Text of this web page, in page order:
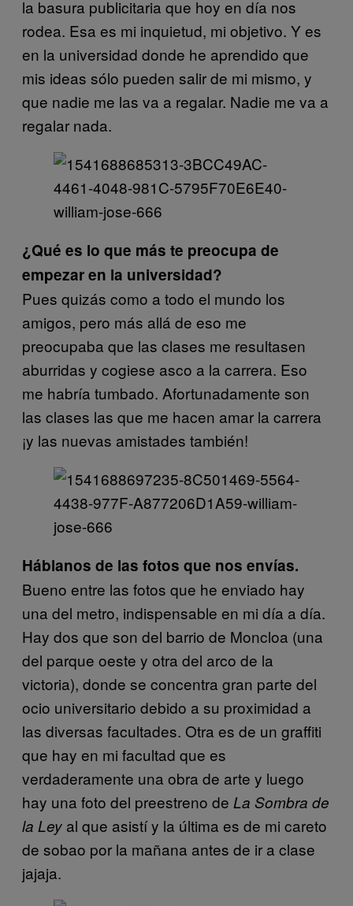
la basura publicitaria que hoy en día nos
rodea. Esa es mi inquietud, mi objetivo. Y es
en la universidad donde he aprendido que
mis ideas sólo pueden salir de mi mismo, y
que nadie me las va a regalar. Nadie me va a
regalar nada.
¿Qué es lo que más te preocupa de
empezar en la universidad?
Pues quizás como a todo el mundo los
amigos, pero más allá de eso me
preocupaba que las clases me resultasen
aburridas y cogiese asco a la carrera. Eso
me habría tumbado. Afortunadamente son
las clases las que me hacen amar la carrera
¡y las nuevas amistades también!
Háblanos de las fotos que nos envías.
Bueno entre las fotos que he enviado hay
una del metro, indispensable en mi día a día.
Hay dos que son del barrio de Moncloa (una
del parque oeste y otra del arco de la
victoria), donde se concentra gran parte del
ocio universitario debido a su proximidad a
las diversas facultades. Otra es de un graffiti
que hay en mi facultad que es
verdaderamente una obra de arte y luego
hay una foto del preestreno de La Sombra de
la Ley al que asistí y la última es de mi careto
de sobao por la mañana antes de ir a clase
jajaja.